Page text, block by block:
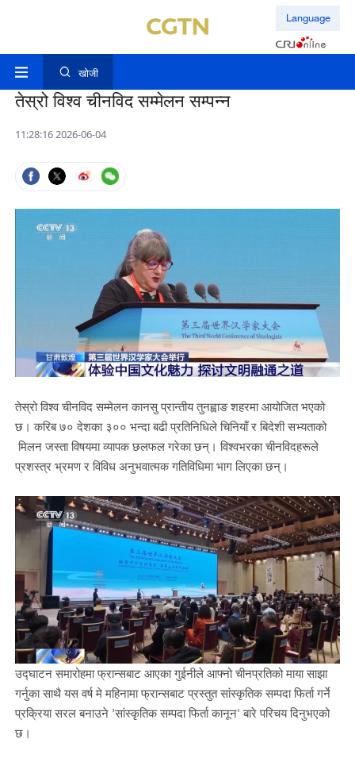
Language
खोजी
तेस्रो विश्व चीनविद सम्मेलन सम्पन्न
11:28:16 2026-06-04
तेस्रो विश्व चीनविद सम्मेलन कानसु प्रान्तीय तुनह्वाङ शहरमा आयोजित भएको
छ। करिब ७० देशका ३०० भन्दा बढी प्रतिनिधिले चिनियाँ र बिदेशी सभ्यताको
मिलन जस्ता विषयमा व्यापक छलफल गरेका छन्। विश्वभरका चीनविदहरूले
प्रशस्त्र भ्रमण र विविध अनुभवात्मक गतिविधिमा भाग लिएका छन्।
उद्घाटन समारोहमा फ्रान्सबाट आएका गुईनीले आफ्नो चीनप्रतिको माया साझा
गर्नुका साथै यस वर्ष मे महिनामा फ्रान्सबाट प्रस्तुत सांस्कृतिक सम्पदा फिर्ता गर्ने
प्रक्रिया सरल बनाउने 'सांस्कृतिक सम्पदा फिर्ता कानून' बारे परिचय दिनुभएको
छ।